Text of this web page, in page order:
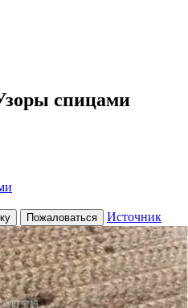
спицами
Пожаловаться Источник